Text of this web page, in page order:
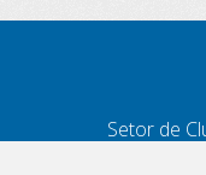
Setor de